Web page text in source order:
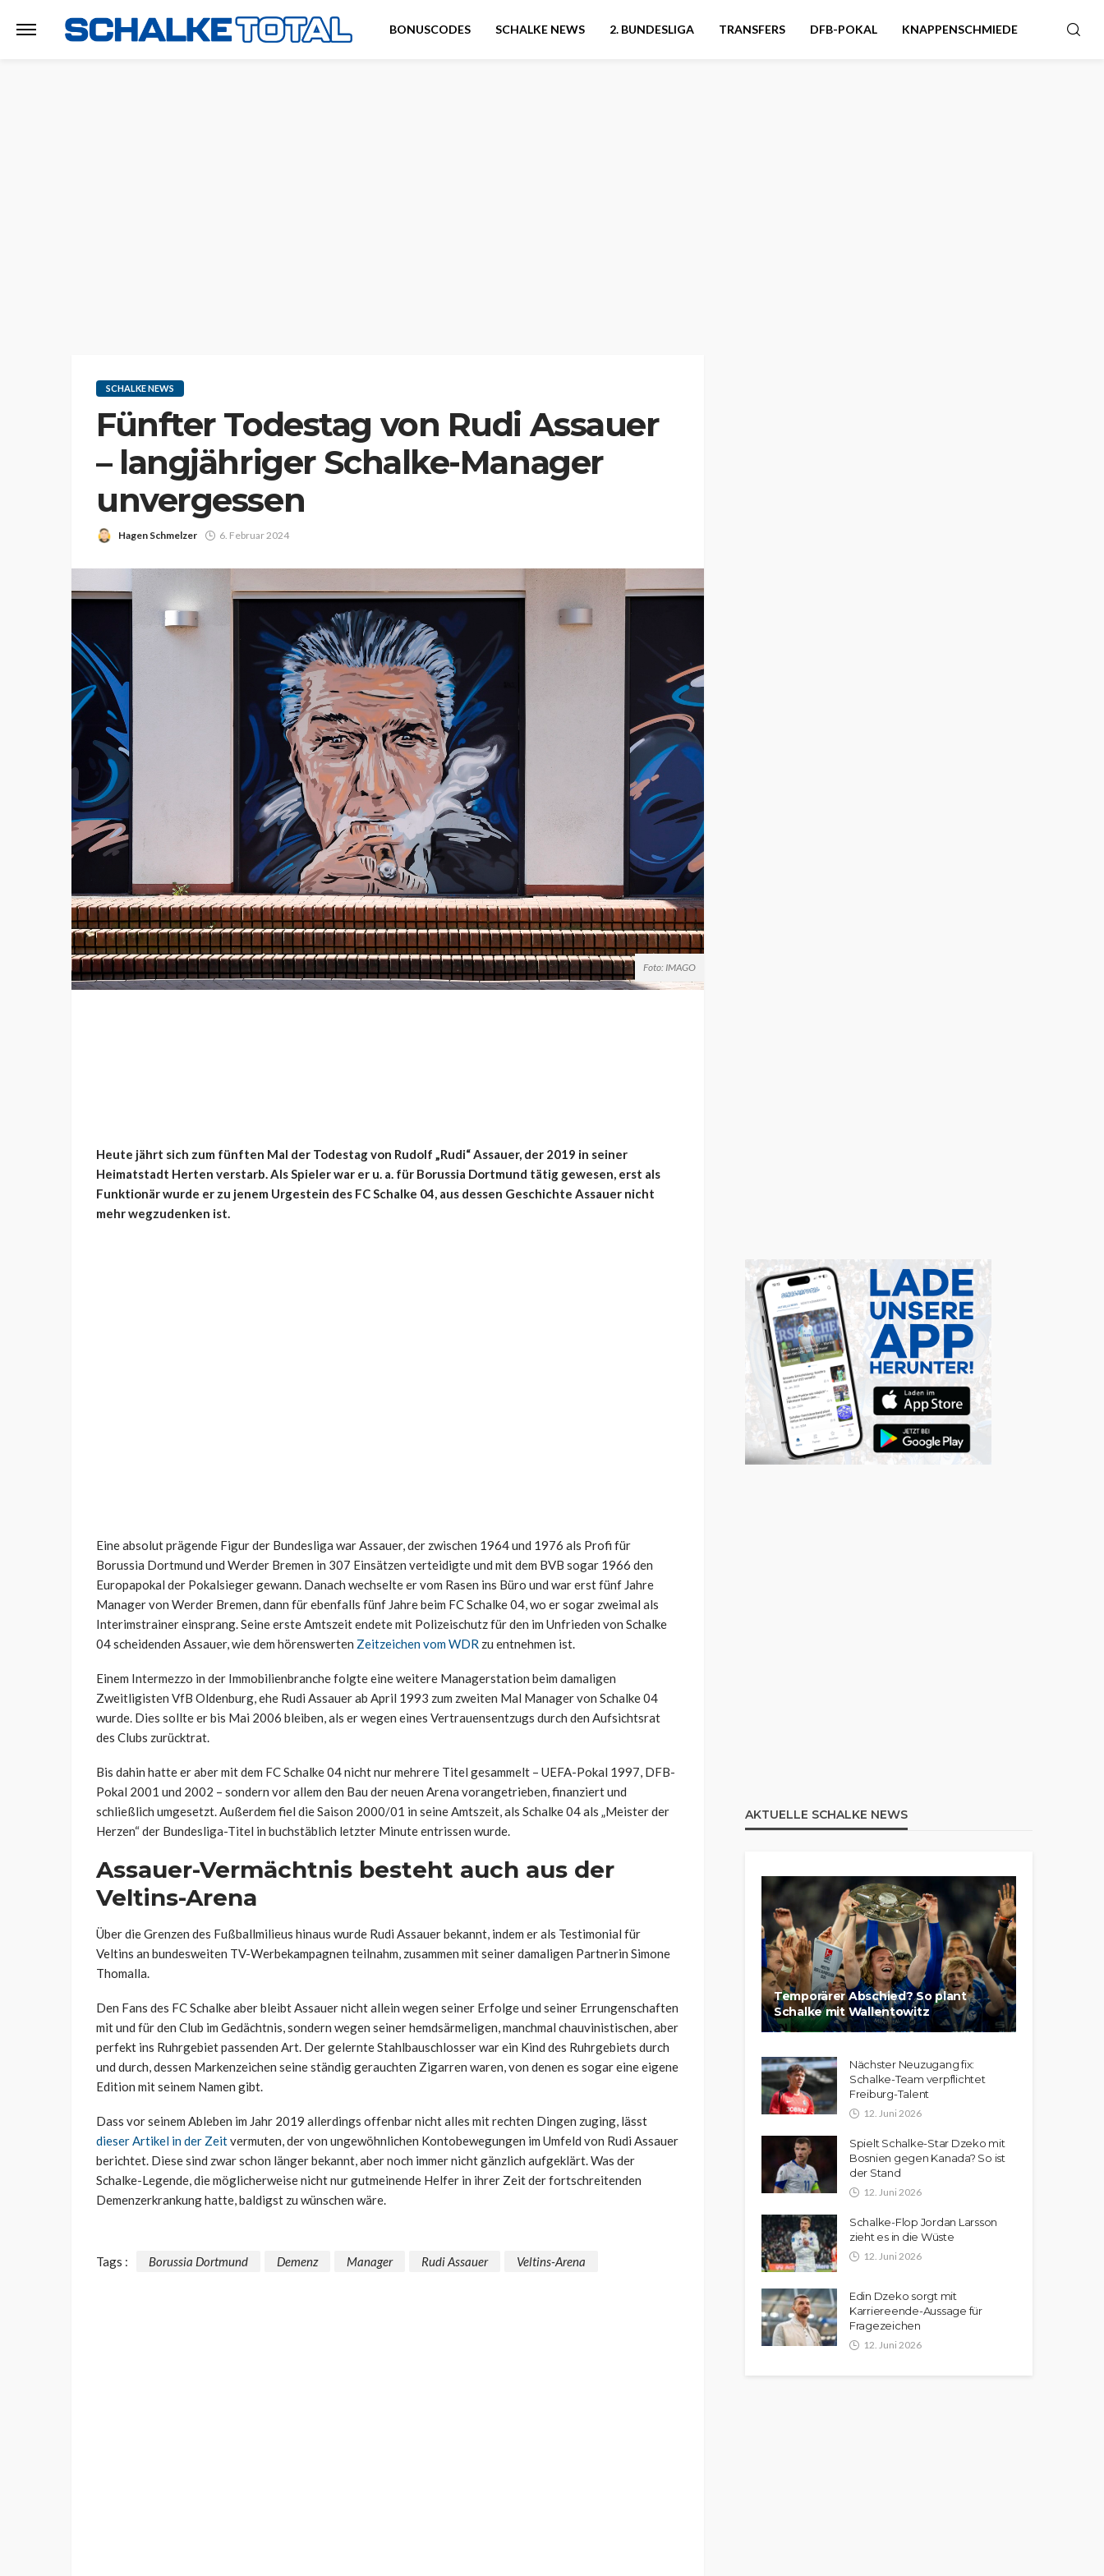
BONUSCODES SCHALKE NEWS 2. BUNDESLIGA TRANSFERS DFB-POKAL KNAPPENSCHMIEDE
SCHALKE NEWS
Fünfter Todestag von Rudi Assauer
– langjähriger Schalke-Manager
unvergessen
Hagen Schmelzer 6. Februar 2024
Foto: IMAGO
Heute jährt sich zum fünften Mal der Todestag von Rudolf „Rudi“ Assauer, der 2019 in seiner
Heimatstadt Herten verstarb. Als Spieler war er u. a. für Borussia Dortmund tätig gewesen, erst als
Funktionär wurde er zu jenem Urgestein des FC Schalke 04, aus dessen Geschichte Assauer nicht
mehr wegzudenken ist.
Eine absolut prägende Figur der Bundesliga war Assauer, der zwischen 1964 und 1976 als Profi für
Borussia Dortmund und Werder Bremen in 307 Einsätzen verteidigte und mit dem BVB sogar 1966 den
Europapokal der Pokalsieger gewann. Danach wechselte er vom Rasen ins Büro und war erst fünf Jahre
Manager von Werder Bremen, dann für ebenfalls fünf Jahre beim FC Schalke 04, wo er sogar zweimal als
Interimstrainer einsprang. Seine erste Amtszeit endete mit Polizeischutz für den im Unfrieden von Schalke
04 scheidenden Assauer, wie dem hörenswerten Zeitzeichen vom WDR zu entnehmen ist.
Einem Intermezzo in der Immobilienbranche folgte eine weitere Managerstation beim damaligen
Zweitligisten VfB Oldenburg, ehe Rudi Assauer ab April 1993 zum zweiten Mal Manager von Schalke 04
wurde. Dies sollte er bis Mai 2006 bleiben, als er wegen eines Vertrauensentzugs durch den Aufsichtsrat
des Clubs zurücktrat.
Bis dahin hatte er aber mit dem FC Schalke 04 nicht nur mehrere Titel gesammelt – UEFA-Pokal 1997, DFB-
Pokal 2001 und 2002 – sondern vor allem den Bau der neuen Arena vorangetrieben, finanziert und
schließlich umgesetzt. Außerdem fiel die Saison 2000/01 in seine Amtszeit, als Schalke 04 als „Meister der
Herzen“ der Bundesliga-Titel in buchstäblich letzter Minute entrissen wurde.
Assauer-Vermächtnis besteht auch aus der
Veltins-Arena
Über die Grenzen des Fußballmilieus hinaus wurde Rudi Assauer bekannt, indem er als Testimonial für
Veltins an bundesweiten TV-Werbekampagnen teilnahm, zusammen mit seiner damaligen Partnerin Simone
Thomalla.
Den Fans des FC Schalke aber bleibt Assauer nicht allein wegen seiner Erfolge und seiner Errungenschaften
mit und für den Club im Gedächtnis, sondern wegen seiner hemdsärmeligen, manchmal chauvinistischen, aber
perfekt ins Ruhrgebiet passenden Art. Der gelernte Stahlbauschlosser war ein Kind des Ruhrgebiets durch
und durch, dessen Markenzeichen seine ständig gerauchten Zigarren waren, von denen es sogar eine eigene
Edition mit seinem Namen gibt.
Dass vor seinem Ableben im Jahr 2019 allerdings offenbar nicht alles mit rechten Dingen zuging, lässt
dieser Artikel in der Zeitvermuten, der von ungewöhnlichen Kontobewegungen im Umfeld von Rudi Assauer
berichtet. Diese sind zwar schon länger bekannt, aber noch immer nicht gänzlich aufgeklärt. Was der
Schalke-Legende, die möglicherweise nicht nur gutmeinende Helfer in ihrer Zeit der fortschreitenden
Demenzerkrankung hatte, baldigst zu wünschen wäre.
Tags : Borussia Dortmund Demenz Manager Rudi Assauer Veltins-Arena
AKTUELLE SCHALKE NEWS
Temporärer Abschied? So plant
Schalke mit Wallentowitz
Nächster Neuzugang fix:
Schalke-Team verpflichtet
Freiburg-Talent
12. Juni 2026
Spielt Schalke-Star Dzeko mit
Bosnien gegen Kanada? So ist
der Stand
12. Juni 2026
Schalke-Flop Jordan Larsson
zieht es in die Wüste
12. Juni 2026
Edin Dzeko sorgt mit
Karriereende-Aussage für
Fragezeichen
12. Juni 2026